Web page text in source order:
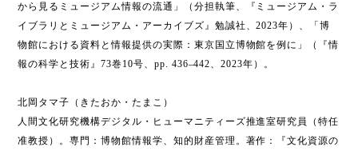
から見るミュージアム情報の流通」（分担執筆、『ミュージアム・ラ
イブラリとミュージアム・アーカイブズ』勉誠社、2023年）、「博
物館における資料と情報提供の実際：東京国立博物館を例に」（『情
報の科学と技術』73巻10号、pp. 436–442、2023年）。
北岡タマ子（きたおか・たまこ）
人間文化研究機構デジタル・ヒューマニティーズ推進室研究員（特任
准教授）。専門：博物館情報学、知的財産管理。著作：『文化資源の